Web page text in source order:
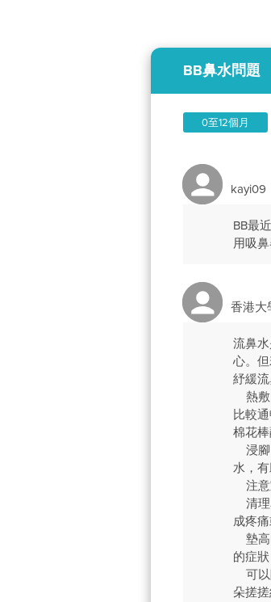
BB鼻水問題
0至12個月
kayi09
BB最
用吸
香港大
流鼻
心。
紓緩
熱敷
比較
棉花
浸腳
水，
注意
清理
成疼
墊高
的症狀
可以
朵搓